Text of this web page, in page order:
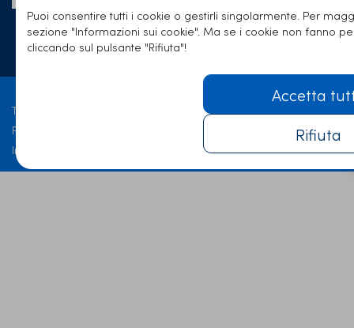
Capelli
Esperienze
Termini e Condizione
Protezione Dati
Informazioni Legali
Puoi consentire tutti i cookie o gestirli singolarmente. Per
sezione "Informazioni sui cookie". Ma se i cookie non fanno
cliccando sul pulsante "Rifiuta"!
Accetta
Rifiuta